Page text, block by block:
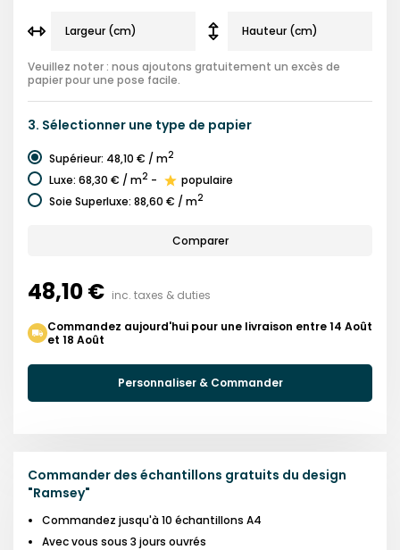
Veuillez noter : nous ajoutons gratuitement un excès de
papier pour une pose facile.
3. Sélectionner une type de papier
Supérieur: 48,10 € / m2
Luxe: 68,30 € / m2 -
populaire
Soie Superluxe: 88,60 € / m2
Comparer
48,10 € inc. taxes & duties
Commandez aujourd'hui pour une livraison entre 14 Août
et 18 Août
Personnaliser & Commander
Commander des échantillons gratuits du design
"Ramsey"
Commandez jusqu'à 10 échantillons A4
Avec vous sous 3 jours ouvrés